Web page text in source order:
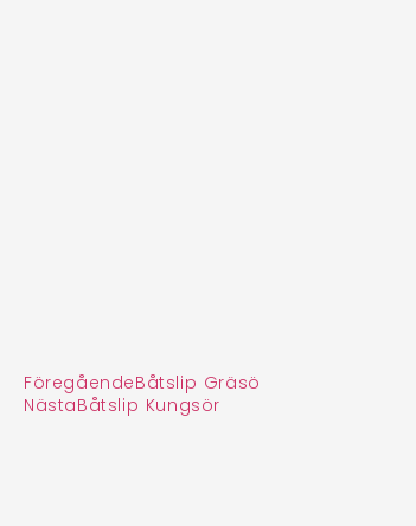
FöregåendeBåtslip Gräsö
NästaBåtslip Kungsör